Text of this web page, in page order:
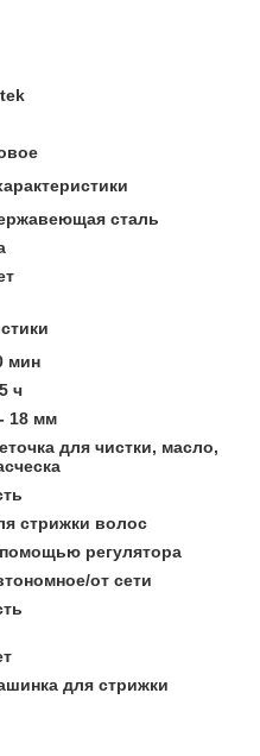
сталь
мин
ч
18 мм
для чистки, масло,
стрижки волос
регулятора
от сети
для стрижки